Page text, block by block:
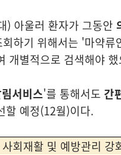
) 아울러 환자가 그동안
하기 위해서는 '마약류
개별적으로 검색해야
서비스'를 통해서도 간
할 예정(12월)이다.
회재활 및 예방관리 강